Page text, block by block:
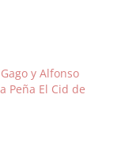
y Alfonso
Peña El Cid de